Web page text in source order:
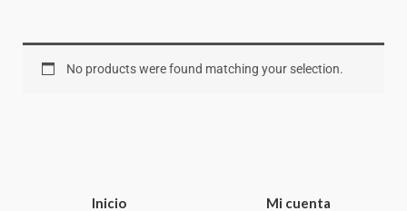
No products were found matching your selection.
Inicio Mi cuenta